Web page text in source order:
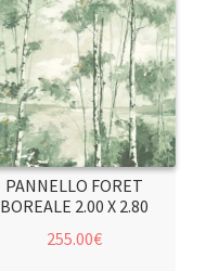
PANNELLO FORET
BOREALE 2.00 X 2.80
255.00€